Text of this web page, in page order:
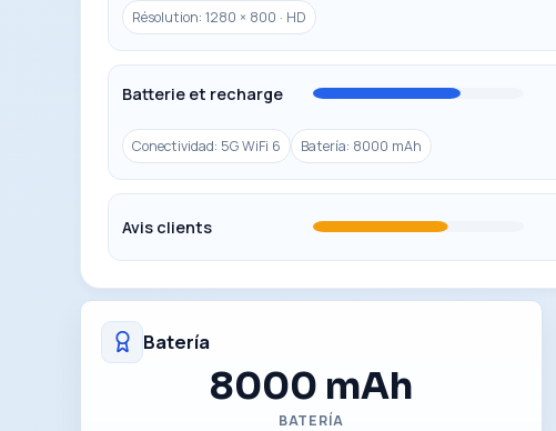
Résolution: 1280 × 800 · HD
Batterie et recharge
Conectividad: 5G WiFi 6 Batería: 8000 mAh
Avis clients
Batería
8000 mAh
BATERÍA